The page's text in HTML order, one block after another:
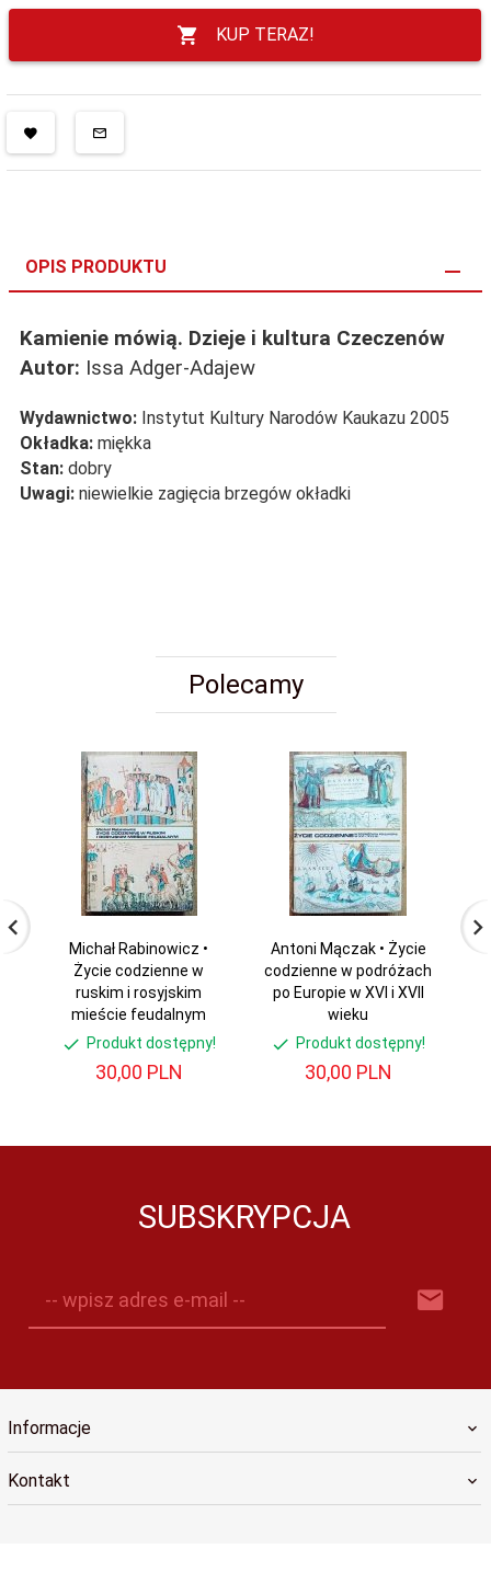
KUP TERAZ!
OPIS PRODUKTU
Kamienie mówią. Dzieje i kultura Czeczenów
Autor: Issa Adger-Adajew
Wydawnictwo: Instytut Kultury Narodów Kaukazu 2005
Okładka: miękka
Stan: dobry
Uwagi: niewielkie zagięcia brzegów okładki
Polecamy
Michał Rabinowicz •
Życie codzienne w
ruskim i rosyjskim
mieście feudalnym
Produkt dostępny!
30,00 PLN
Antoni Mączak • Życie
codzienne w podróżach
po Europie w XVI i XVII
wieku
Produkt dostępny!
30,00 PLN
SUBSKRYPCJA
-- wpisz adres e-mail --
Informacje
Kontakt